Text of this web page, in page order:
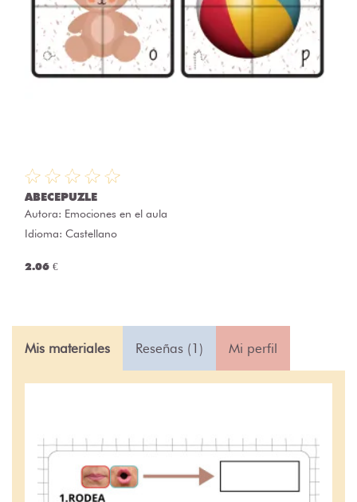
ABECEPUZLE
Autora: Emociones en el aula
Idioma: Castellano
2.06 €
Mis materiales Reseñas (1) Mi perfil